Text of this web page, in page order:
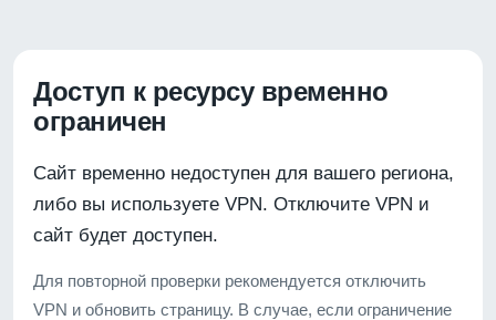
Доступ к ресурсу временно
ограничен
Сайт временно недоступен для вашего региона,
либо вы используете VPN. Отключите VPN и
сайт будет доступен.
Для повторной проверки рекомендуется отключить
VPN и обновить страницу. В случае, если ограничение